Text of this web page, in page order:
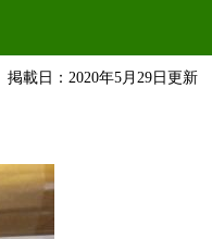
掲載日：2020年5月29日更新